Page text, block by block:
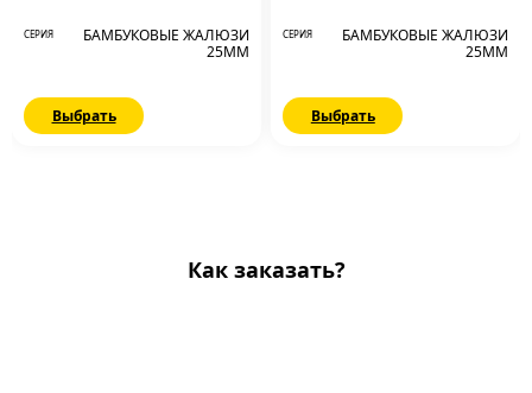
СЕРИЯ
БАМБУКОВЫЕ ЖАЛЮЗИ
25ММ
Выбрать
СЕРИЯ
БАМБУКОВЫЕ ЖАЛЮЗИ
25ММ
Выбрать
Как заказать?